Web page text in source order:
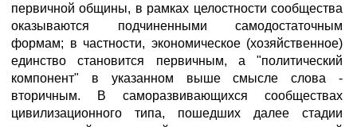
первичной общины, в рамках целостности сообщества
оказываются подчиненными самодостаточным
формам; в частности, экономическое (хозяйственное)
единство становится первичным, а "политический
компонент" в указанном выше смысле слова -
вторичным. В саморазвивающихся сообществах
цивилизационного типа, пошедших далее стадии